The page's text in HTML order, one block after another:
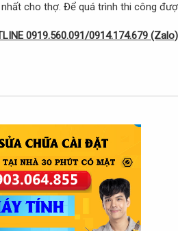
cho thợ. Để quá trình thi công
0919.560.091/0914.174.679 (Zalo)